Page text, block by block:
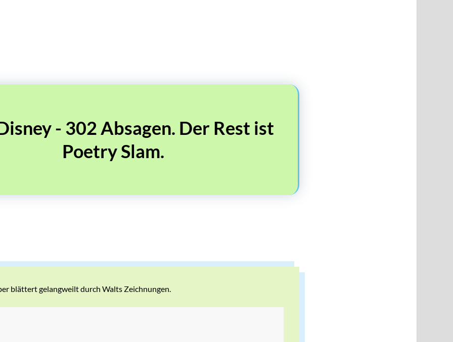
- 302 Absagen. Der Rest ist
Poetry Slam.
blättert gelangweilt durch Walts Zeichnungen.